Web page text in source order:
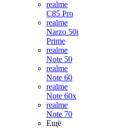
realme
C85 Pro
realme
Narzo 50i
Prime
realme
Note 50
realme
Note 60
realme
Note 60x
realme
Note 70
Ещё